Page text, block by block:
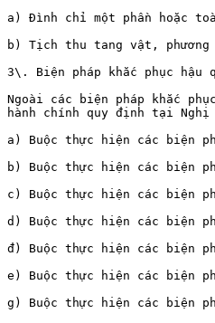
a) Đình chỉ một phần hoặc
b) Tịch thu tang vật,
3\. Biện pháp khắc phục hậu
Ngoài các biện pháp khắc
hành chính quy định tại Nghị
a) Buộc thực hiện các biện
b) Buộc thực hiện các biện
c) Buộc thực hiện các biện
d) Buộc thực hiện các biện
đ) Buộc thực hiện các biện
e) Buộc thực hiện các biện
g) Buộc thực hiện các biện